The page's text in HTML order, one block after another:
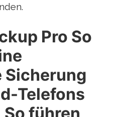
Pro So
Telefons